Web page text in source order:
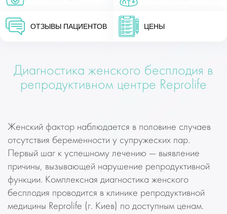
ОТЗЫВЫ ПАЦИЕНТОВ ЦЕНЫ
Диагностика женского бесплодия в
репродуктивном центре Reprolife
Женский фактор наблюдается в половине случаев
отсутствия беременности у супружеских пар.
Первый шаг к успешному лечению — выявление
причины, вызывающей нарушение репродуктивной
функции. Комплексная диагностика женского
бесплодия проводится в клинике репродуктивной
медицины Reprolife (г. Киев) по доступным ценам.